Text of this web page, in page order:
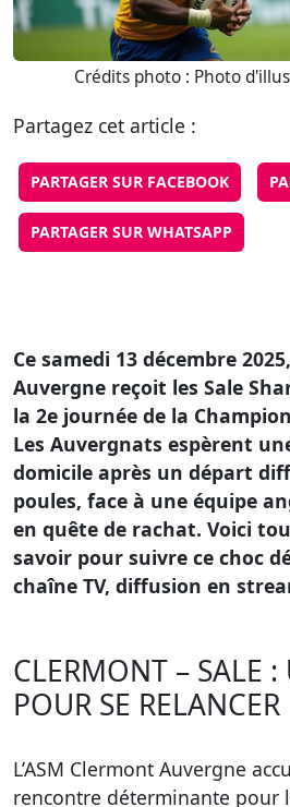
Crédits photo : Photo
Partagez cet article :
PARTAGER SUR FACEBOOK
PARTAGER SUR WHATSAPP
Ce samedi 13 décembre
Auvergne reçoit les Sale
la 2e journée de la
Les Auvergnats espèrent
domicile après un départ
poules, face à une équipe
en quête de rachat. Voici
savoir pour suivre ce choc
chaîne TV, diffusion en
CLERMONT – SALE
POUR SE RELANCER
L’ASM Clermont Auvergne
rencontre déterminante pour